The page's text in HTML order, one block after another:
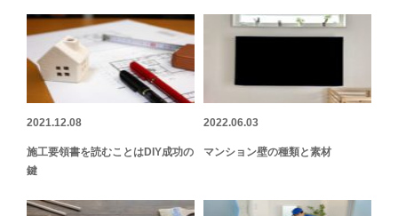
2021.12.08
施工要領書を読むことはDIY成功の
鍵
2022.06.03
マンション壁の種類と素材